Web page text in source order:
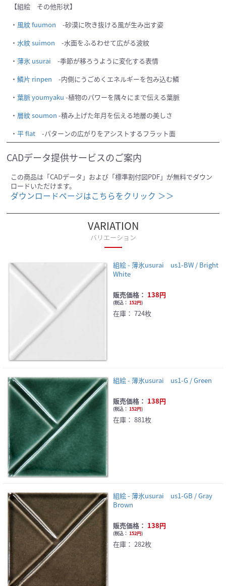
【組絵 その他形状】
・ 風紋 fuumon -砂漠に吹き抜ける風が生み出す姿
・ 水紋 suimon -水面をふるわせて広がる波紋
・ 薄氷 usurai -季節が移ろうように変化する表情
・ 鱗片 rinpen -内側にうごめくエネルギーを包み込む鱗
・ 葉脈 youmyaku -植物のパワーを隅々にまで伝える葉脈
・ 層紋 soumon -積み上げた年月を伝える地層の美しさ
・ 平 flat -パターンの広がりをアシストするフラット面
CADデータ提供サービスのご案内
この商品は「CADデータ」および「標準割付図PDF」が無料でダウン
ロードいただけます。
ダウンロードページはこちらをクリック ＞＞
VARIATION
バリエーション
組絵 - 薄氷usurai us1-BW / Bright
White
販売価格： 138円
(税込： 152円)
在庫： 724枚
組絵 - 薄氷usurai us1-G / Green
販売価格： 138円
(税込： 152円)
在庫： 881枚
組絵 - 薄氷usurai us1-GB / Gray
Brown
販売価格： 138円
(税込： 152円)
在庫： 282枚